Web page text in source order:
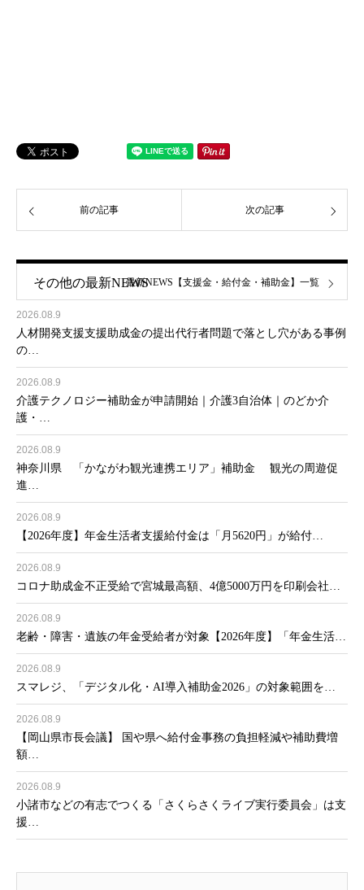
前の記事 次の記事
その他の最新NEWS
2026.08.9
人材開発支援支援助成金の提出代行者問題で落とし穴がある事例
の…
2026.08.9
介護テクノロジー補助金が申請開始｜介護3自治体｜のどか介
護・…
2026.08.9
神奈川県 「かながわ観光連携エリア」補助金 観光の周遊促
進…
2026.08.9
【2026年度】年金生活者支援給付金は「月5620円」が給付…
2026.08.9
コロナ助成金不正受給で宮城最高額、4億5000万円を印刷会社…
2026.08.9
老齢・障害・遺族の年金受給者が対象【2026年度】「年金生活…
2026.08.9
スマレジ、「デジタル化・AI導入補助金2026」の対象範囲を…
2026.08.9
【岡山県市長会議】 国や県へ給付金事務の負担軽減や補助費増
額…
2026.08.9
小諸市などの有志でつくる「さくらさくライブ実行委員会」は支
援…
最新NEWS【支援金・給付金・補助金】一覧